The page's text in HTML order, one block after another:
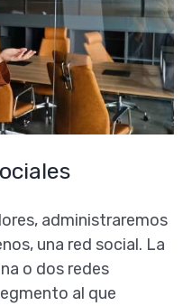
administraremos
una red social. La
o dos redes
al que